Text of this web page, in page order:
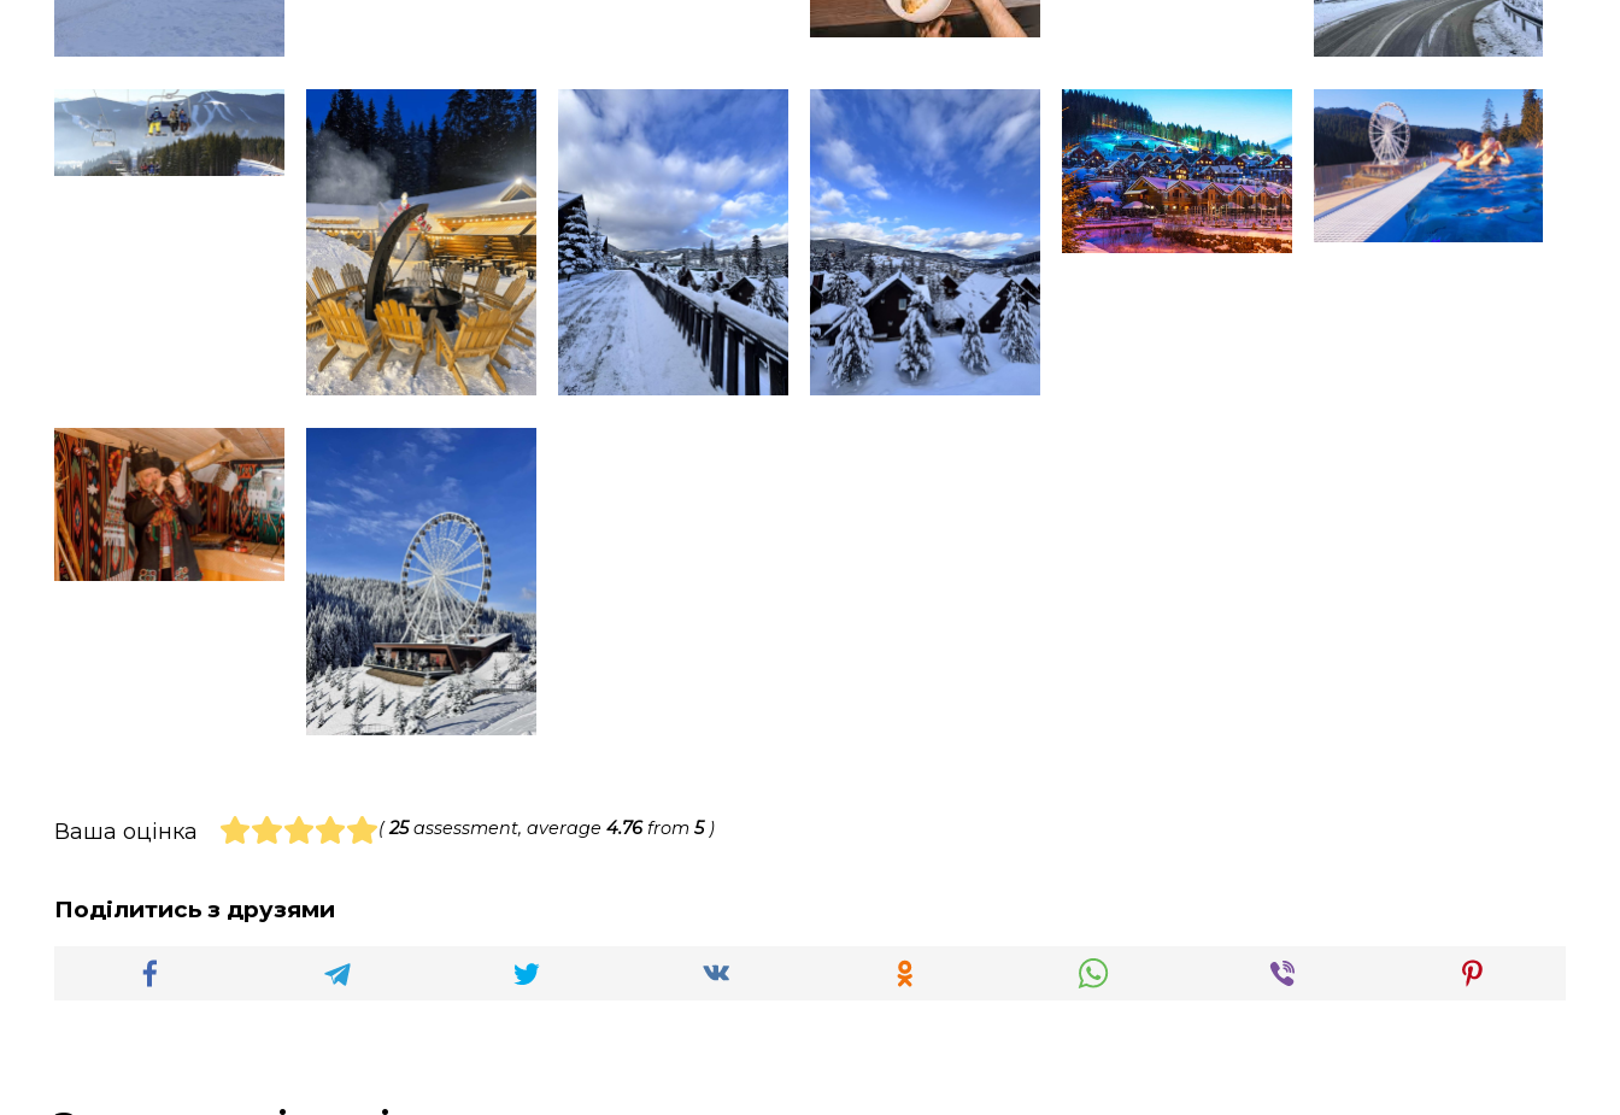
Ваша оцінка (25assessment, average 4.76from 5)
Поділитись з друзями